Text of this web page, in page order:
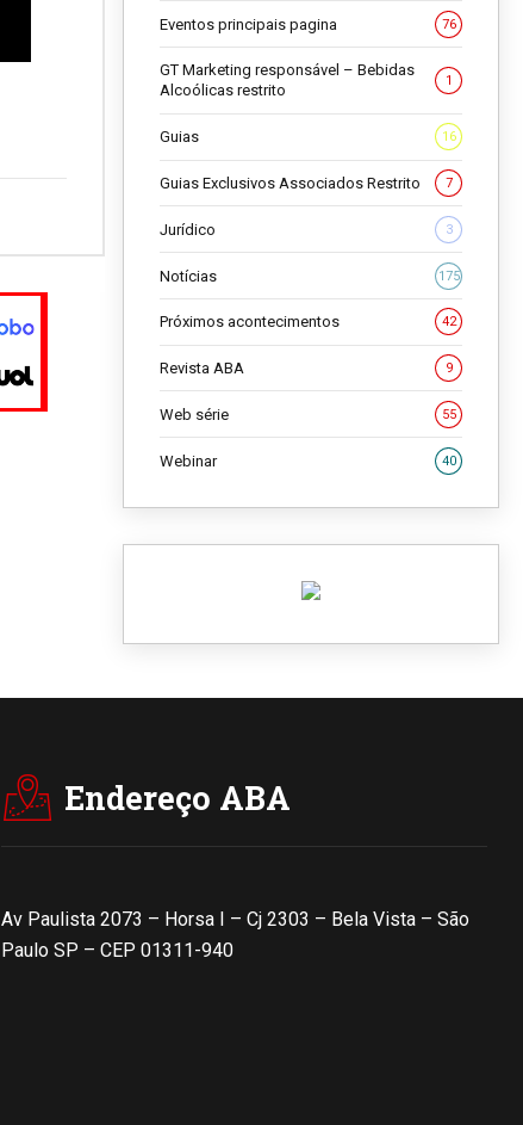
Eventos principais pagina 76
GT Marketing responsável – Bebidas
Alcoólicas restrito
1
Guias 16
Guias Exclusivos Associados Restrito 7
Jurídico 3
Notícias 175
Próximos acontecimentos 42
Revista ABA 9
Web série 55
Webinar 40
Endereço ABA
Av Paulista 2073 – Horsa I – Cj 2303 – Bela Vista – São
Paulo SP – CEP 01311-940